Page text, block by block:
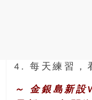
4. 每天練習，
～ 金銀島新